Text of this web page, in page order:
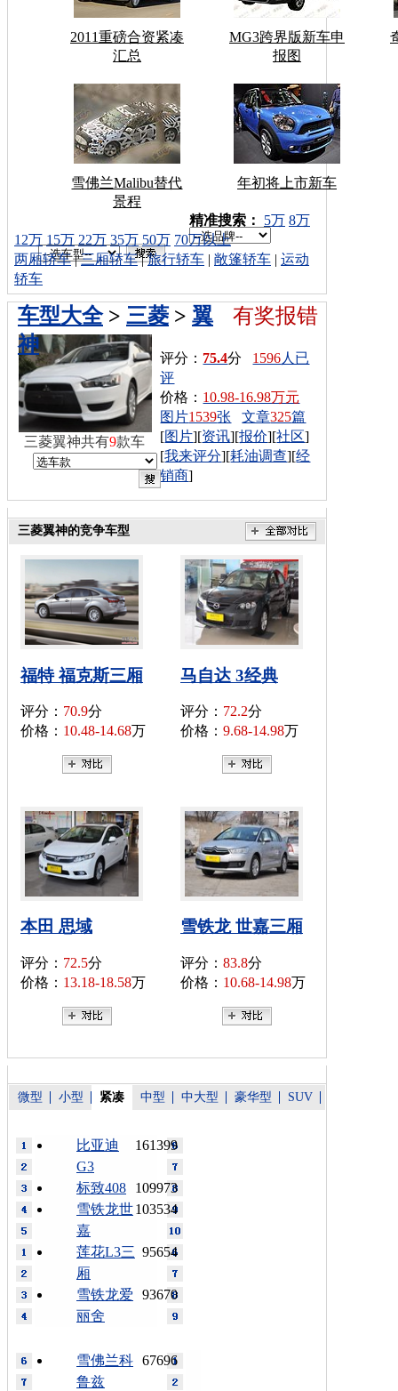
2011重磅合资紧凑
汇总
MG3跨界版新车申
报图
雪佛兰Malibu替代
景程
年初将上市新车
车型搜索：
精准搜索： 5万 8万
12万 15万 22万 35万 50万 70万以上
两厢轿车|三厢轿车|旅行轿车 | 敞篷轿车 | 运动
轿车
有奖报错
车型大全> 三菱 > 翼
神
评分： 75.4分 1596人已
评
价格： 10.98-16.98万元
图片1539张 文章325篇
[图片][资讯][报价][社区]
[我来评分][耗油调查][经
销商]
三菱翼神共有9款车
三菱翼神的竞争车型
福特 福克斯三厢
评分： 70.9分
价格： 10.48-14.68万
马自达 3经典
评分： 72.2分
价格： 9.68-14.98万
本田 思域
评分： 72.5分
价格： 13.18-18.58万
雪铁龙 世嘉三厢
评分： 83.8分
价格： 10.68-14.98万
微型 小型 紧凑 中型 中大型 豪华型 SUV
161399
比亚迪
G3
109973
标致408
103534
雪铁龙世
嘉
95654
莲花L3三
厢
93670
雪铁龙爱
丽舍
67696
雪佛兰科
鲁兹